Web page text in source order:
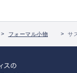
フォーマル小物 サ